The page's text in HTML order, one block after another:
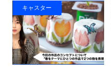
キャスター